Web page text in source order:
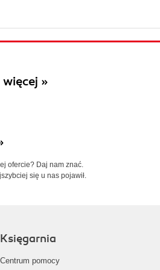
»
ofercie? Daj nam znać.
się u nas pojawił.
Księgarnia
Centrum pomocy